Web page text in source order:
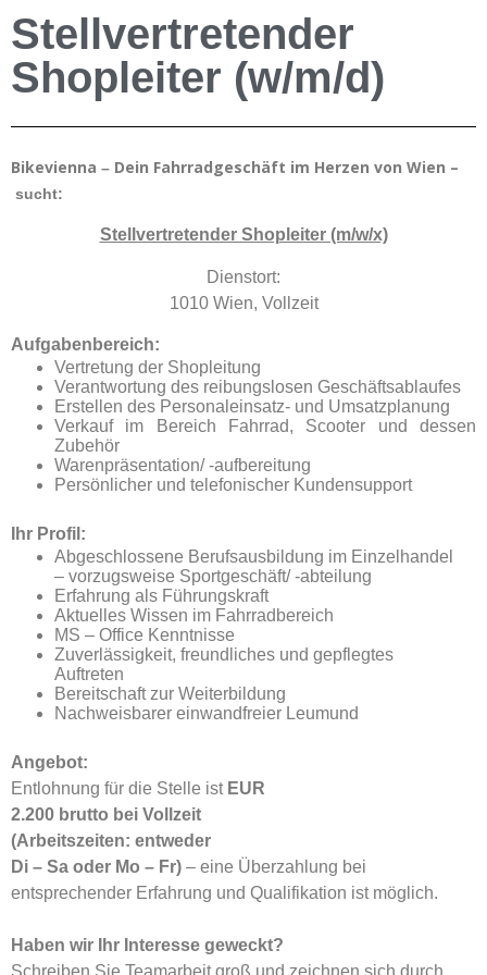
Stellvertretender
Shopleiter (w/m/d)
Bikevienna – Dein Fahrradgeschäft im Herzen von Wien –
sucht:
Stellvertretender Shopleiter (m/w/x)
Dienstort:
1010 Wien, Vollzeit
Aufgabenbereich:
Vertretung der Shopleitung
Verantwortung des reibungslosen Geschäftsablaufes
Erstellen des Personaleinsatz- und Umsatzplanung
Verkauf im Bereich Fahrrad, Scooter und dessen
Zubehör
Warenpräsentation/ -aufbereitung
Persönlicher und telefonischer Kundensupport
Ihr Profil:
Abgeschlossene Berufsausbildung im Einzelhandel
– vorzugsweise Sportgeschäft/ -abteilung
Erfahrung als Führungskraft
Aktuelles Wissen im Fahrradbereich
MS – Office Kenntnisse
Zuverlässigkeit, freundliches und gepflegtes
Auftreten
Bereitschaft zur Weiterbildung
Nachweisbarer einwandfreier Leumund
Angebot:
Entlohnung für die Stelle ist EUR
2.200 brutto bei Vollzeit
(Arbeitszeiten: entweder
Di – Sa oder Mo – Fr) – eine Überzahlung bei
entsprechender Erfahrung und Qualifikation ist möglich.
Haben wir Ihr Interesse geweckt?